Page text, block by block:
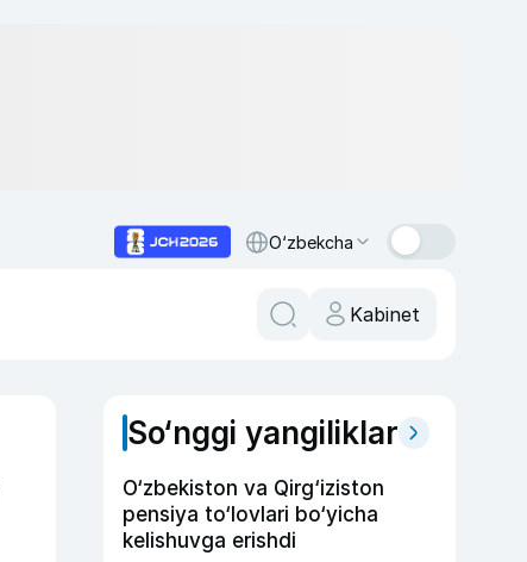
O‘zbekcha
Kabinet
So‘nggi yangiliklar
O‘zbekiston va Qirg‘iziston
pensiya to‘lovlari bo‘yicha
kelishuvga erishdi